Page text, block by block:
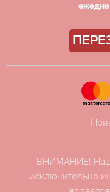
ВНИМАНИЕ! Наш
исключительно